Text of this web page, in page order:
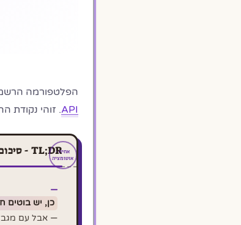
הפלטפורמה
API. זוהי נקודת
TL;DR - סיכום מהיר
כן, יש בוטים
— אבל עם